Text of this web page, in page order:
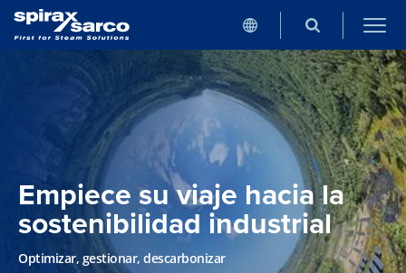
Empiece su viaje hacia la
sostenibilidad industrial
Optimizar, gestionar, descarbonizar